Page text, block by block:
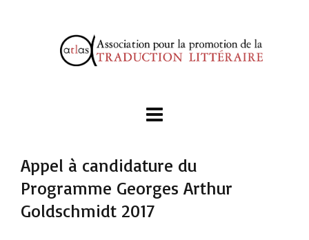
Appel à candidature du
Programme Georges Arthur
Goldschmidt 2017